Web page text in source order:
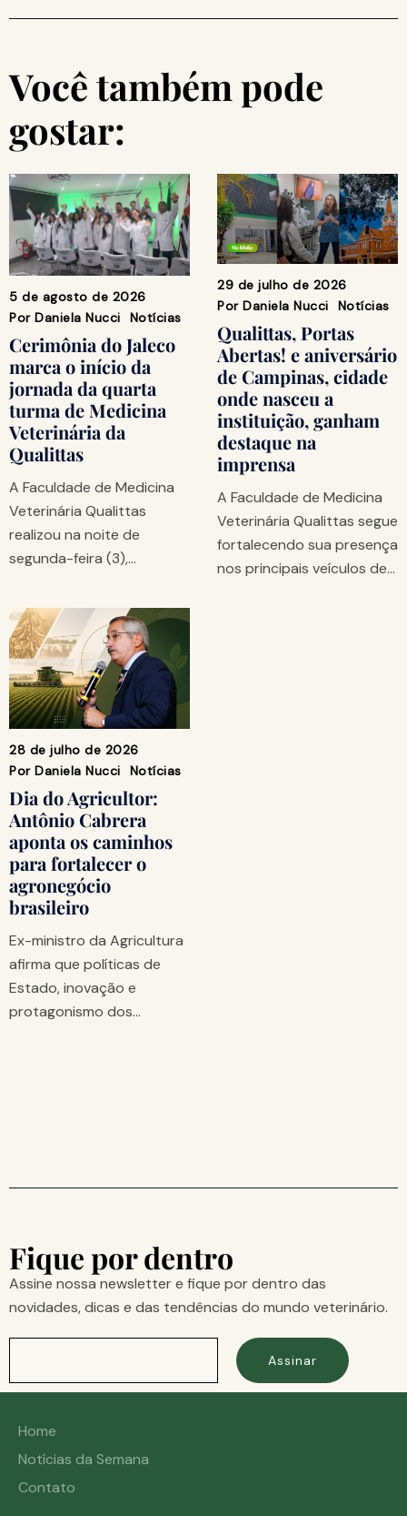
Você também pode
gostar:
5 de agosto de 2026
Por Daniela Nucci Notícias
Cerimônia do Jaleco
marca o início da
jornada da quarta
turma de Medicina
Veterinária da
Qualittas
A Faculdade de Medicina
Veterinária Qualittas
realizou na noite de
segunda-feira (3),…
29 de julho de 2026
Por Daniela Nucci Notícias
Qualittas, Portas
Abertas! e aniversário
de Campinas, cidade
onde nasceu a
instituição, ganham
destaque na
imprensa
A Faculdade de Medicina
Veterinária Qualittas segue
fortalecendo sua presença
nos principais veículos de…
28 de julho de 2026
Por Daniela Nucci Notícias
Dia do Agricultor:
Antônio Cabrera
aponta os caminhos
para fortalecer o
agronegócio
brasileiro
Ex-ministro da Agricultura
afirma que políticas de
Estado, inovação e
protagonismo dos…
Fique por dentro
Assine nossa newsletter e fique por dentro das
novidades, dicas e das tendências do mundo veterinário.
Assinar
Home
Notícias da Semana
Contato